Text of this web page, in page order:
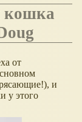
от
и
у этого